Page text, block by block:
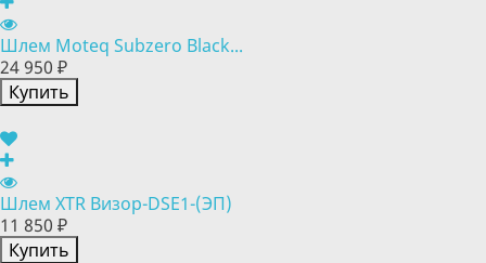
Шлем Moteq Subzero Black...
24 950 ₽
Купить
Шлем XTR Визор-DSE1-(ЭП)
11 850 ₽
Купить